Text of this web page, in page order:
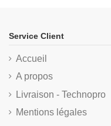
Service Client
Accueil
A propos
Livraison - Technopro
Mentions légales